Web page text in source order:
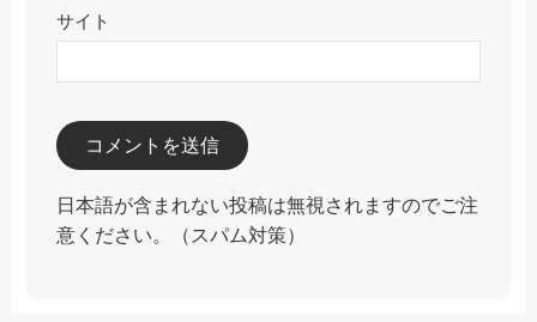
サイト
日本語が含まれない投稿は無視されますのでご注
意ください。（スパム対策）